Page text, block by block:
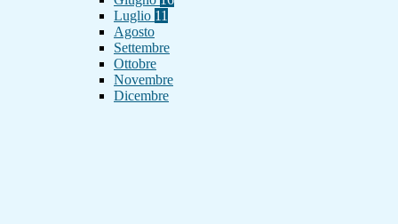
Luglio 11
Agosto
Settembre
Ottobre
Novembre
Dicembre